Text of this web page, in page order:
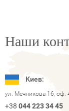
Наши
Киев:
ул. Мечникова 16, оф.
+38 044 223 34 45